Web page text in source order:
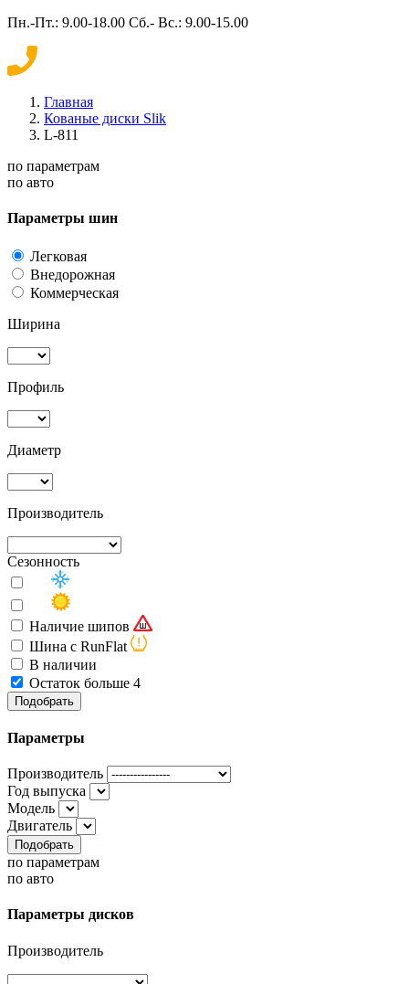
Пн.-Пт.: 9.00-18.00 Сб.- Вс.: 9.00-15.00
Главная
Кованые диски Slik
L-811
по параметрам
по авто
Параметры шин
Легковая
Внедорожная
Коммерческая
Ширина
Профиль
Диаметр
Производитель
Сезонность
Наличие шипов
Шина с RunFlat
В наличии
Остаток больше 4
Подобрать
Параметры
Производитель
Год выпуска
Модель
Двигатель
Подобрать
по параметрам
по авто
Параметры дисков
Производитель